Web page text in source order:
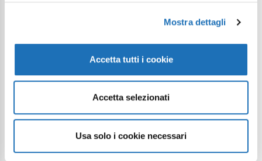
Mostra dettagli
Accetta tutti i cookie
Accetta selezionati
Usa solo i cookie necessari